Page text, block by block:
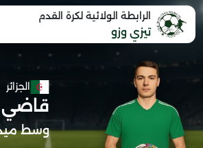
الرابطة الولائية لكرة القدم
تيزي وزو
الجزائر
قاضي
وسط